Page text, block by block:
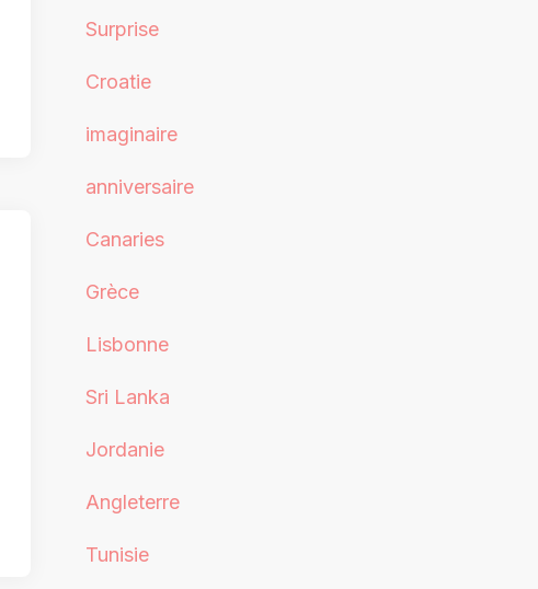
Surprise
Croatie
imaginaire
anniversaire
Canaries
Grèce
Lisbonne
Sri Lanka
Jordanie
Angleterre
Tunisie